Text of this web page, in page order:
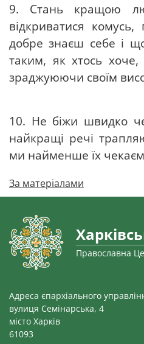
9. Стань кращою
відкриватися
добре знаєш себе і
таким, як хтось
зраджуюючи своїм
10. Не біжи швидко
найкращі речі
ми найменше їх
За матеріалами
Православна
Адреса єпархіального
вулиця Семінарська, 4
місто Харків
61093